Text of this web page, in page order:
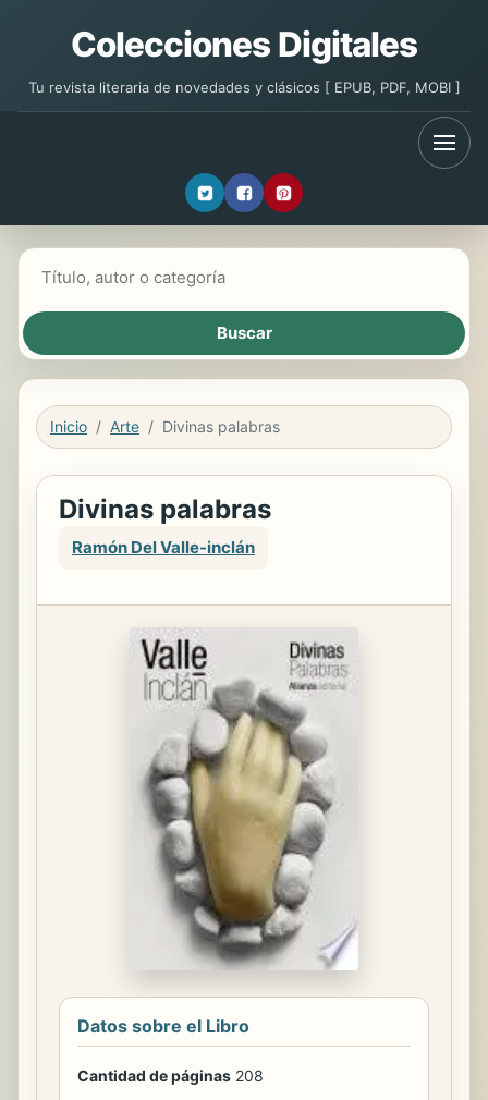
Colecciones Digitales
Tu revista literaria de novedades y clásicos [ EPUB, PDF, MOBI ]
Inicio Arte Divinas palabras
Divinas palabras
Ramón Del Valle-inclán
Datos sobre el Libro
Cantidad de páginas 208